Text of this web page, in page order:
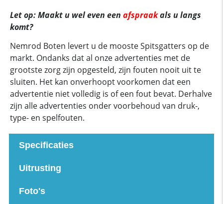
Let op: Maakt u wel even een afspraakals u langs
komt?
Nemrod Boten levert u de mooste Spitsgatters op de
markt. Ondanks dat al onze advertenties met de
grootste zorg zijn opgesteld, zijn fouten nooit uit te
sluiten. Het kan onverhoopt voorkomen dat een
advertentie niet volledig is of een fout bevat. Derhalve
zijn alle advertenties onder voorbehoud van druk-,
type- en spelfouten.
Specificaties
Uitrusting
Foto's